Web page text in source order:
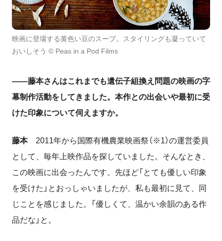
映画に登場する黄色い豆のスープ。スタイリングも凝っていて
おいしそう © Peas in a Pod Films
――藤本さんはこれまでも遺伝子組換え問題の映画の字
幕制作活動をしてきました。本作との出会いや最初に受
けた印象について伺えますか。
藤本2011年から国際有機農業映画祭（※1）の運営委員
として、毎年上映作品を探していました。そんなとき、
この映画に出会ったんです。先ほど「とても優しい印象
を受けた」とおっしゃいましたが、私も最初に見て、同
じことを感じました。「優しくて、温かい余韻のある作
品だな」と。